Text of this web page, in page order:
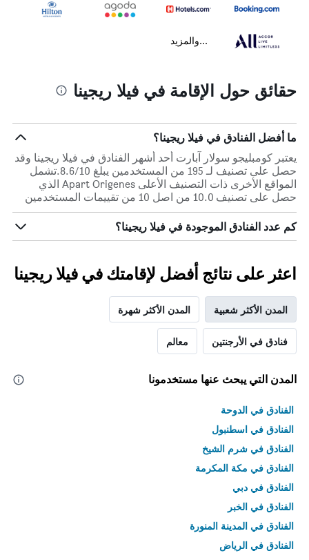
...والمزيد
حقائق حول الإقامة في فيلا ريجينا
ما أفضل الفنادق في فيلا ريجينا؟
يعتبر كومبليجو سولار آبارت أحد أشهر الفنادق في فيلا ريجينا وقد
حصل على تصنيف لـ 195 من المستخدمين يبلغ 8.6/10.تشمل
المواقع الأخرى ذات التصنيف الأعلى Apart Origenes الذي
حصل على تصنيف 10.0 من اصل 10 من تقييمات المستخدمين
كم عدد الفنادق الموجودة في فيلا ريجينا؟
اعثر على نتائج أفضل لإقامتك في فيلا ريجينا
المدن الأكثر شعبية المدن الأكثر شهرة
فنادق في الأرجنتين معالم
المدن التي يبحث عنها مستخدمونا
الفنادق في الدوحة
الفنادق في اسطنبول
الفنادق في شرم الشيخ
الفنادق في مكة المكرمة
الفنادق في دبي
الفنادق في الخبر
الفنادق في المدينة المنورة
الفنادق في الرياض